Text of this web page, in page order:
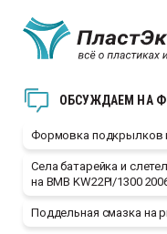
ОБСУЖДАЕМ НА
Формовка подкрылков
Села батарейка и
на BMB KW22PI/1300
Поддельная смазка на